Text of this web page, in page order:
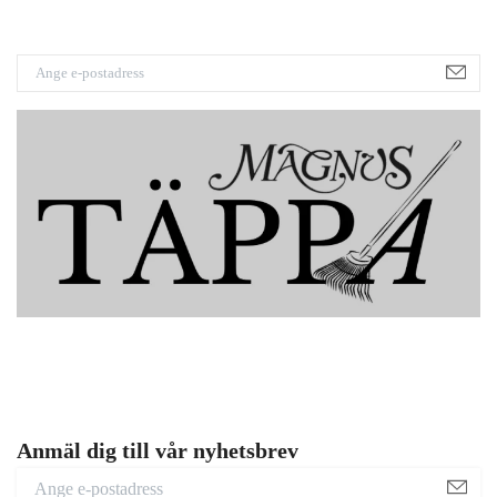
Anmäl dig till vår nyhetsbrev